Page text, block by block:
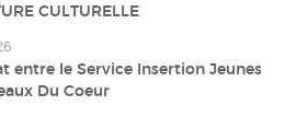
CULTURELLE
entre le Service Insertion Jeunes
Du Coeur